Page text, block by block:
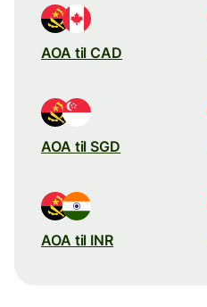
AOA til CAD
AOA til SGD
AOA til INR